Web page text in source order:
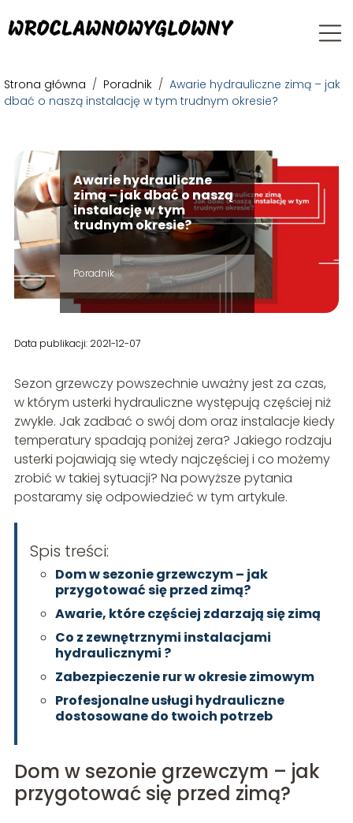
Strona główna / Poradnik / Awarie hydrauliczne zimą – jak
dbać o naszą instalację w tym trudnym okresie?
Awarie hydrauliczne
zimą – jak dbać o naszą
instalację w tym
trudnym okresie?
Poradnik
Data publikacji: 2021-12-07
Sezon grzewczy powszechnie uważny jest za czas,
w którym usterki hydrauliczne występują częściej niż
zwykle. Jak zadbać o swój dom oraz instalacje kiedy
temperatury spadają poniżej zera? Jakiego rodzaju
usterki pojawiają się wtedy najczęściej i co możemy
zrobić w takiej sytuacji? Na powyższe pytania
postaramy się odpowiedzieć w tym artykule.
Spis treści:
Dom w sezonie grzewczym – jak
przygotować się przed zimą?
Awarie, które częściej zdarzają się zimą
Co z zewnętrznymi instalacjami
hydraulicznymi ?
Zabezpieczenie rur w okresie zimowym
Profesjonalne usługi hydrauliczne
dostosowane do twoich potrzeb
Dom w sezonie grzewczym – jak
przygotować się przed zimą?